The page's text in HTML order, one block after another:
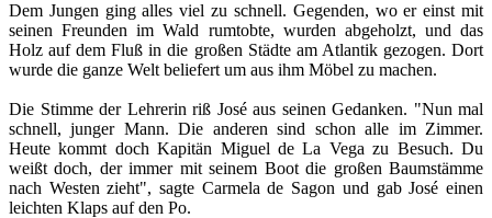
Dem Jungen ging alles viel zu schnell. Gegenden, wo er einst mit
seinen Freunden im Wald rumtobte, wurden abgeholzt, und das
Holz auf dem Fluß in die großen Städte am Atlantik gezogen. Dort
wurde die ganze Welt beliefert um aus ihm Möbel zu machen.
Die Stimme der Lehrerin riß José aus seinen Gedanken. "Nun mal
schnell, junger Mann. Die anderen sind schon alle im Zimmer.
Heute kommt doch Kapitän Miguel de La Vega zu Besuch. Du
weißt doch, der immer mit seinem Boot die großen Baumstämme
nach Westen zieht", sagte Carmela de Sagon und gab José einen
leichten Klaps auf den Po.